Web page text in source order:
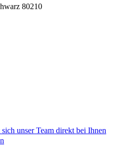
80210
sich unser Team direkt bei Ihnen